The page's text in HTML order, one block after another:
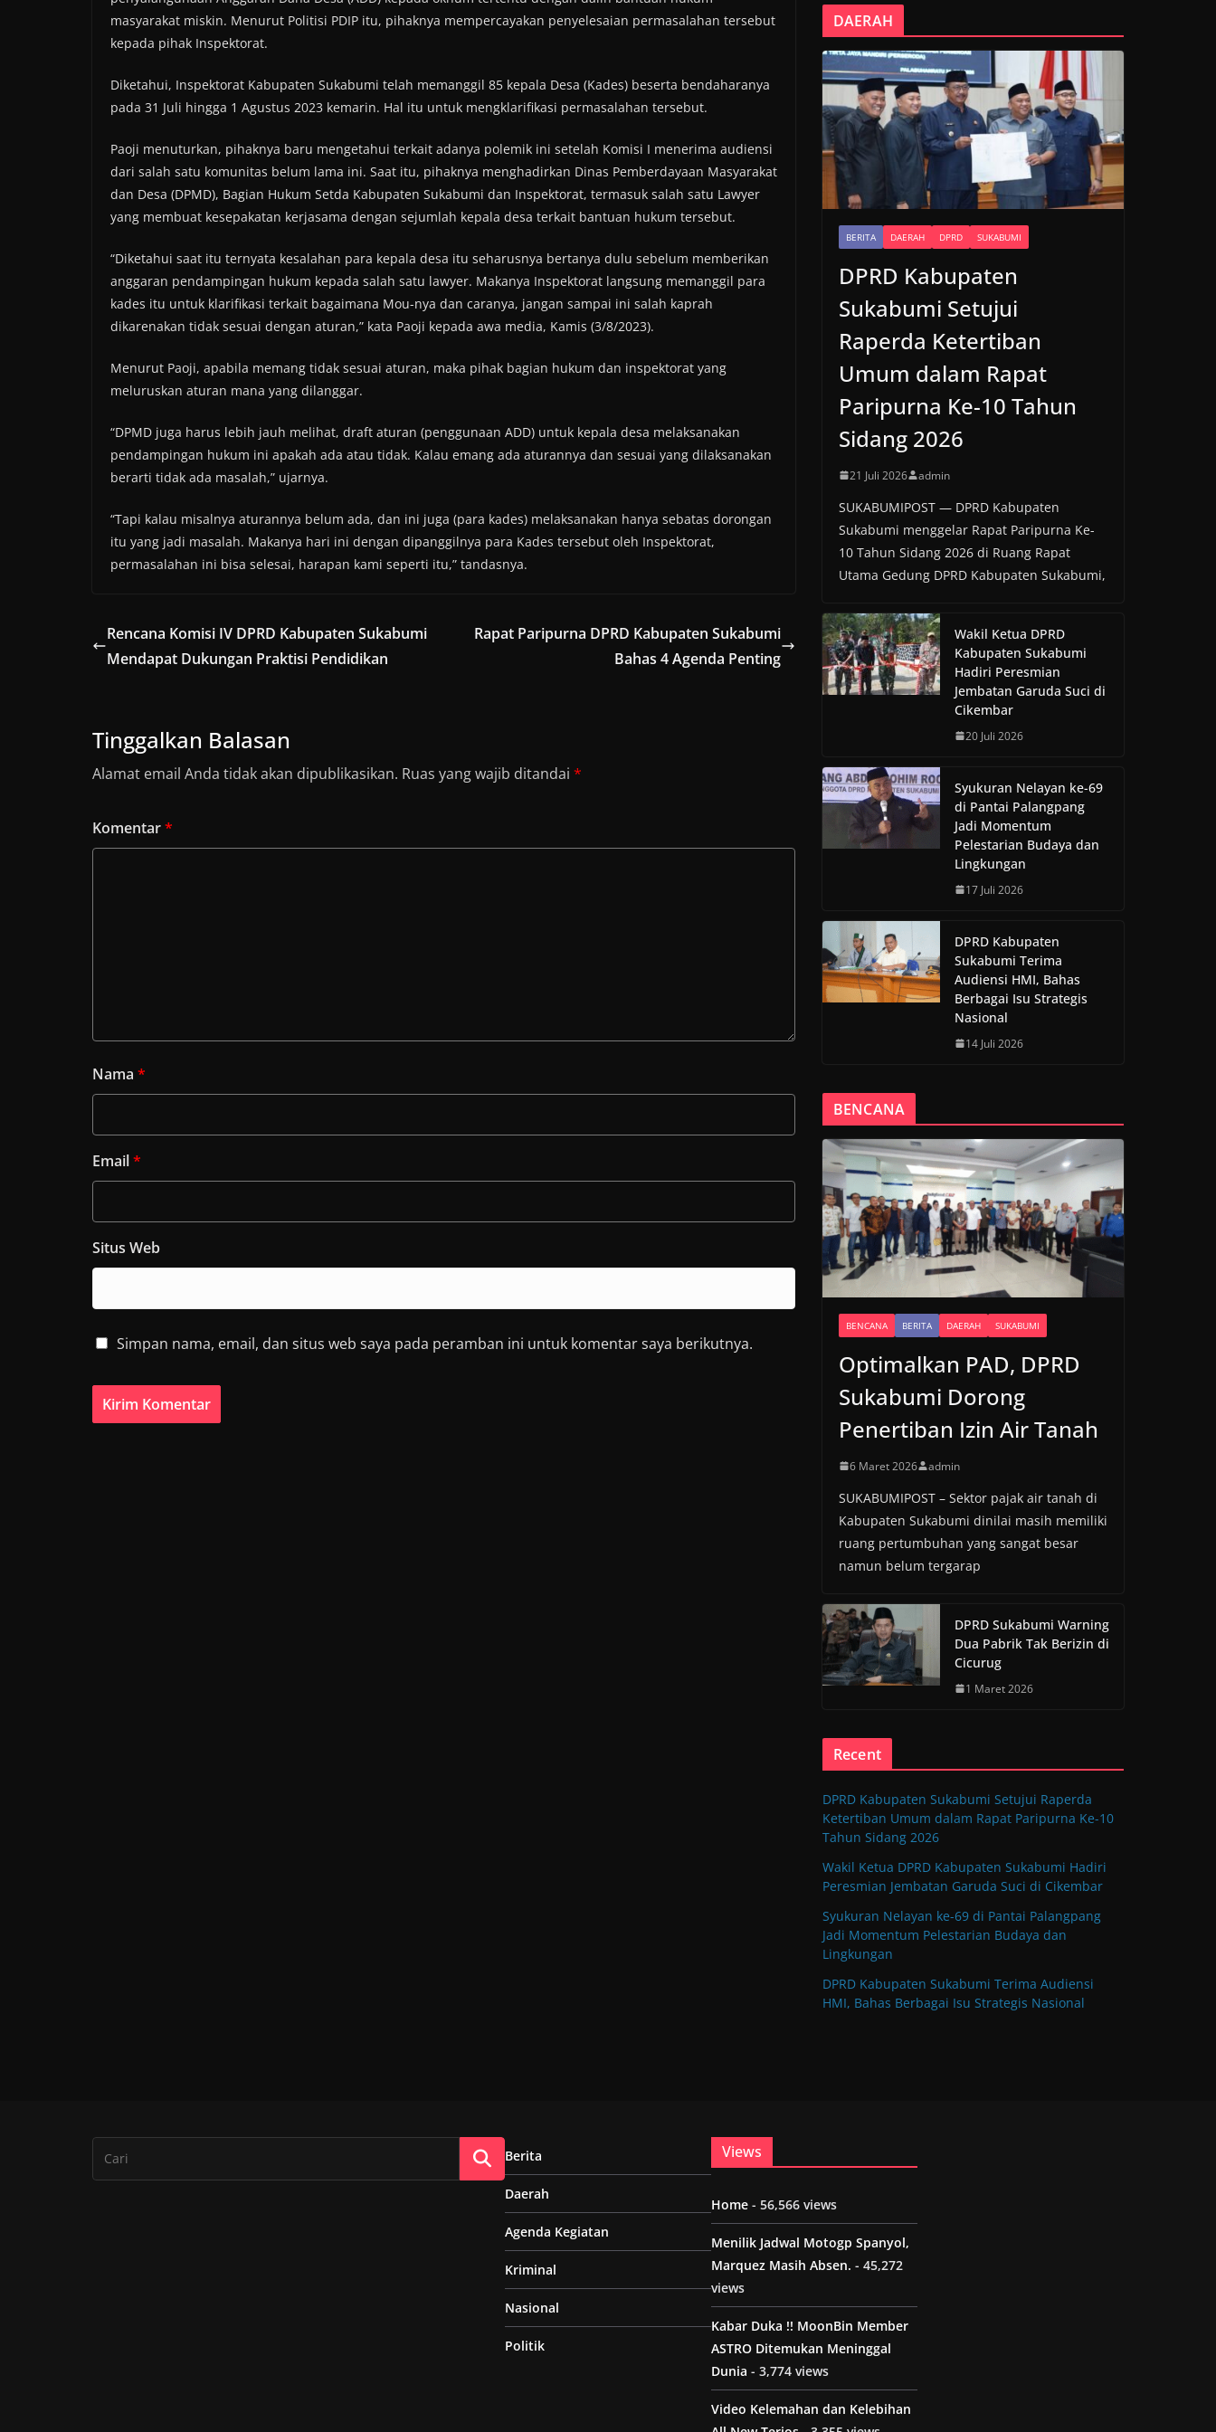
masyarakat miskin. Menurut Politisi PDIP itu, pihaknya mempercayakan penyelesaian permasalahan tersebut
kepada pihak Inspektorat.
Diketahui, Inspektorat Kabupaten Sukabumi telah memanggil 85 kepala Desa (Kades) beserta bendaharanya
pada 31 Juli hingga 1 Agustus 2023 kemarin. Hal itu untuk mengklarifikasi permasalahan tersebut.
Paoji menuturkan, pihaknya baru mengetahui terkait adanya polemik ini setelah Komisi I menerima audiensi
dari salah satu komunitas belum lama ini. Saat itu, pihaknya menghadirkan Dinas Pemberdayaan Masyarakat
dan Desa (DPMD), Bagian Hukum Setda Kabupaten Sukabumi dan Inspektorat, termasuk salah satu Lawyer
yang membuat kesepakatan kerjasama dengan sejumlah kepala desa terkait bantuan hukum tersebut.
“Diketahui saat itu ternyata kesalahan para kepala desa itu seharusnya bertanya dulu sebelum memberikan
anggaran pendampingan hukum kepada salah satu lawyer. Makanya Inspektorat langsung memanggil para
kades itu untuk klarifikasi terkait bagaimana Mou-nya dan caranya, jangan sampai ini salah kaprah
dikarenakan tidak sesuai dengan aturan,” kata Paoji kepada awa media, Kamis (3/8/2023).
Menurut Paoji, apabila memang tidak sesuai aturan, maka pihak bagian hukum dan inspektorat yang
meluruskan aturan mana yang dilanggar.
“DPMD juga harus lebih jauh melihat, draft aturan (penggunaan ADD) untuk kepala desa melaksanakan
pendampingan hukum ini apakah ada atau tidak. Kalau emang ada aturannya dan sesuai yang dilaksanakan
berarti tidak ada masalah,” ujarnya.
“Tapi kalau misalnya aturannya belum ada, dan ini juga (para kades) melaksanakan hanya sebatas dorongan
itu yang jadi masalah. Makanya hari ini dengan dipanggilnya para Kades tersebut oleh Inspektorat,
permasalahan ini bisa selesai, harapan kami seperti itu,” tandasnya.
Rencana Komisi IV DPRD Kabupaten Sukabumi
Mendapat Dukungan Praktisi Pendidikan
Rapat Paripurna DPRD Kabupaten Sukabumi
Bahas 4 Agenda Penting
Tinggalkan Balasan
Alamat email Anda tidak akan dipublikasikan. Ruas yang wajib ditandai *
Komentar*
Nama *
Email*
Situs Web
Simpan nama, email, dan situs web saya pada peramban ini untuk komentar saya berikutnya.
DAERAH
BERITA DAERAH DPRD SUKABUMI
DPRD Kabupaten
Sukabumi Setujui
Raperda Ketertiban
Umum dalam Rapat
Paripurna Ke-10 Tahun
Sidang 2026
21 Juli 2026 admin
SUKABUMIPOST — DPRD Kabupaten
Sukabumi menggelar Rapat Paripurna Ke-
10 Tahun Sidang 2026 di Ruang Rapat
Utama Gedung DPRD Kabupaten Sukabumi,
Wakil Ketua DPRD
Kabupaten Sukabumi
Hadiri Peresmian
Jembatan Garuda Suci di
Cikembar
20 Juli 2026
Syukuran Nelayan ke-69
di Pantai Palangpang
Jadi Momentum
Pelestarian Budaya dan
Lingkungan
17 Juli 2026
DPRD Kabupaten
Sukabumi Terima
Audiensi HMI, Bahas
Berbagai Isu Strategis
Nasional
14 Juli 2026
BENCANA
BENCANA BERITA DAERAH SUKABUMI
Optimalkan PAD, DPRD
Sukabumi Dorong
Penertiban Izin Air Tanah
6 Maret 2026 admin
SUKABUMIPOST – Sektor pajak air tanah di
Kabupaten Sukabumi dinilai masih memiliki
ruang pertumbuhan yang sangat besar
namun belum tergarap
DPRD Sukabumi Warning
Dua Pabrik Tak Berizin di
Cicurug
1 Maret 2026
Recent
DPRD Kabupaten Sukabumi Setujui Raperda
Ketertiban Umum dalam Rapat Paripurna Ke-10
Tahun Sidang 2026
Wakil Ketua DPRD Kabupaten Sukabumi Hadiri
Peresmian Jembatan Garuda Suci di Cikembar
Syukuran Nelayan ke-69 di Pantai Palangpang
Jadi Momentum Pelestarian Budaya dan
Lingkungan
DPRD Kabupaten Sukabumi Terima Audiensi
HMI, Bahas Berbagai Isu Strategis Nasional
Berita
Daerah
Agenda Kegiatan
Kriminal
Nasional
Politik
Views
Home - 56,566 views
Menilik Jadwal Motogp Spanyol,
Marquez Masih Absen. - 45,272
views
Kabar Duka !! MoonBin Member
ASTRO Ditemukan Meninggal
Dunia - 3,774 views
Video Kelemahan dan Kelebihan